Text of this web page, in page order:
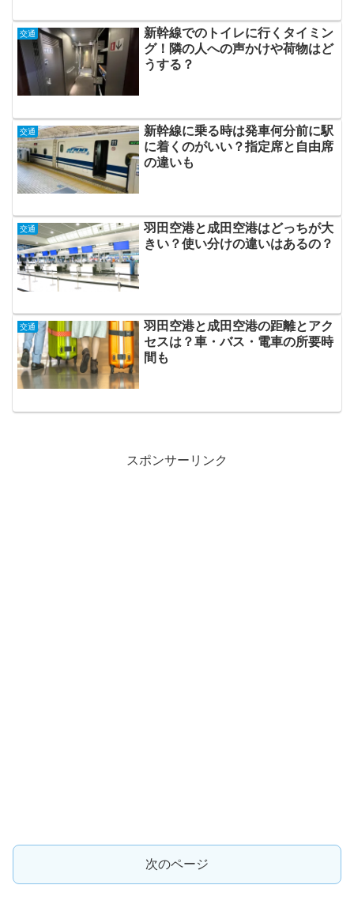
交通
新幹線でのトイレに行くタイミン
グ！隣の人への声かけや荷物はど
うする？
交通
新幹線に乗る時は発車何分前に駅
に着くのがいい？指定席と自由席
の違いも
交通
羽田空港と成田空港はどっちが大
きい？使い分けの違いはあるの？
交通
羽田空港と成田空港の距離とアク
セスは？車・バス・電車の所要時
間も
スポンサーリンク
次のページ